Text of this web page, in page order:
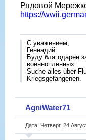
Рядовой
https://
С уважением,
Геннадий
Буду благодарен
военнопленных
Suche alles über
Kriegsgefangenen.
AgniWater71
Дата: Четверг, 24